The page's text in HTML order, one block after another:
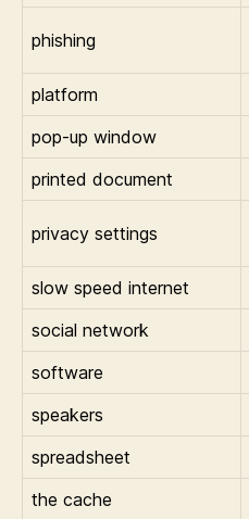
phishing
platform
pop-up window
printed document
privacy settings
slow speed internet
social network
software
speakers
spreadsheet
the cache